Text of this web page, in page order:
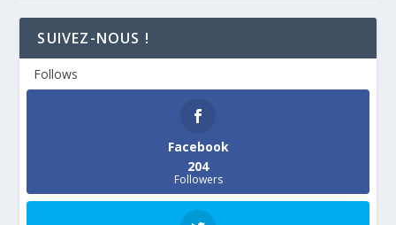
SUIVEZ-NOUS !
Follows
Facebook
204
Followers